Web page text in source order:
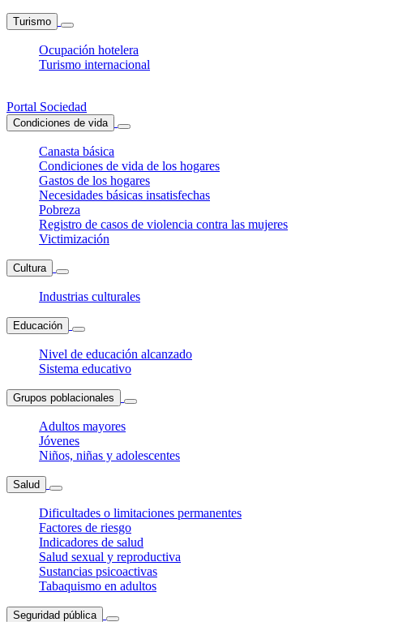
Turismo
Ocupación hotelera
Turismo internacional
Portal Sociedad
Condiciones de vida
Canasta básica
Condiciones de vida de los hogares
Gastos de los hogares
Necesidades básicas insatisfechas
Pobreza
Registro de casos de violencia contra las mujeres
Victimización
Cultura
Industrias culturales
Educación
Nivel de educación alcanzado
Sistema educativo
Grupos poblacionales
Adultos mayores
Jóvenes
Niños, niñas y adolescentes
Salud
Dificultades o limitaciones permanentes
Factores de riesgo
Indicadores de salud
Salud sexual y reproductiva
Sustancias psicoactivas
Tabaquismo en adultos
Seguridad pública